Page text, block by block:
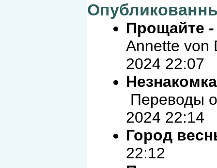
Прощайте
Annette von
2024 22:07
Переводы
2024 22:14
Город
22:12